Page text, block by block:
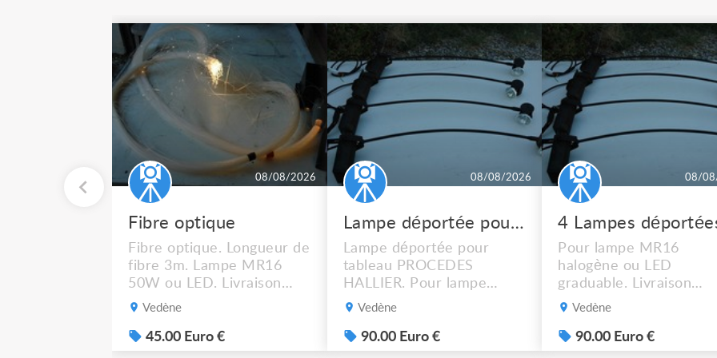
08/08/2026
Fibre optique
Fibre optique. Longueur de
fibre 3m. Lampe MR16
50W ou LED. Livraison
possible.
Vedène
45.00 Euro €
08/08/2026
Lampe déportée pour tableau PROCEDES HALLIER
Lampe déportée pour
tableau PROCEDES
HALLIER. Pour lampe
MR16 halogène ou LED
possible. 90€ le lot de 4.
Vedène
90.00 Euro €
08/
Pour lampe MR16
halogène ou LED
graduable. Livraison
possible. 90€ le lot de 4.
Vedène
90.00 Euro €